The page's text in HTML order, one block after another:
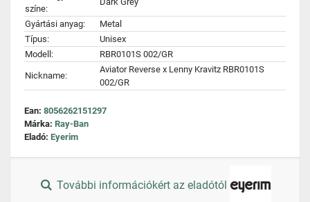
színe:
Gyártási anyag:
Metal
Típus:
Unisex
Modell:
RBR0101S 002/GR
Nickname:
Aviator Reverse x Lenny Kravitz RBR0101S
002/GR
Ean: 8056262151297
Márka: Ray-Ban
Eladó: Eyerim
További információkért az eladótól